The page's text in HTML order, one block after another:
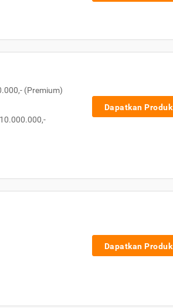
(Premium)
Dapatkan Produk
Dapatkan Produk